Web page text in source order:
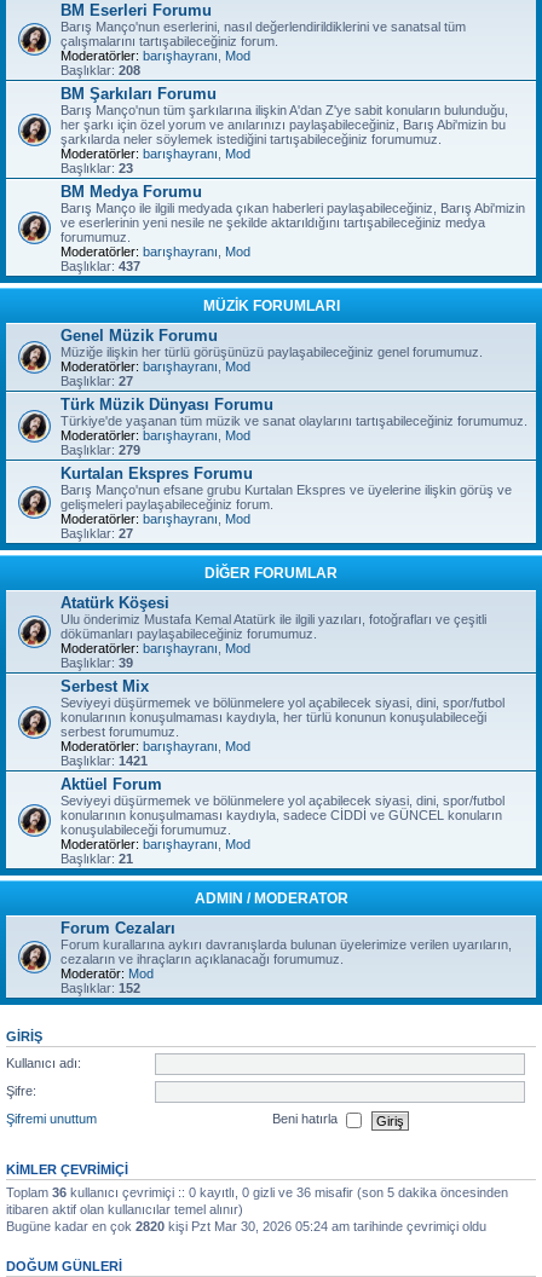
BM Eserleri Forumu
Barış Manço'nun eserlerini, nasıl değerlendirildiklerini ve sanatsal tüm
çalışmalarını tartışabileceğiniz forum.
Moderatörler: barışhayranı
Mod
Başlıklar: 208
BM Şarkıları Forumu
Barış Manço'nun tüm şarkılarına ilişkin A'dan Z'ye sabit konuların bulunduğu,
her şarkı için özel yorum ve anılarınızı paylaşabileceğiniz, Barış Abi'mizin bu
şarkılarda neler söylemek istediğini tartışabileceğiniz forumumuz.
Moderatörler: barışhayranı
Mod
Başlıklar: 23
BM Medya Forumu
Barış Manço ile ilgili medyada çıkan haberleri paylaşabileceğiniz, Barış Abi'mizin
ve eserlerinin yeni nesile ne şekilde aktarıldığını tartışabileceğiniz medya
forumumuz.
Moderatörler: barışhayranı
Mod
Başlıklar: 437
MÜZİK FORUMLARI
Genel Müzik Forumu
Müziğe ilişkin her türlü görüşünüzü paylaşabileceğiniz genel forumumuz.
Moderatörler: barışhayranı
Mod
Başlıklar: 27
Türk Müzik Dünyası Forumu
Türkiye'de yaşanan tüm müzik ve sanat olaylarını tartışabileceğiniz forumumuz.
Moderatörler: barışhayranı
Mod
Başlıklar: 279
Kurtalan Ekspres Forumu
Barış Manço'nun efsane grubu Kurtalan Ekspres ve üyelerine ilişkin görüş ve
gelişmeleri paylaşabileceğiniz forum.
Moderatörler: barışhayranı
Mod
Başlıklar: 27
DİĞER FORUMLAR
Atatürk Köşesi
Ulu önderimiz Mustafa Kemal Atatürk ile ilgili yazıları, fotoğrafları ve çeşitli
dökümanları paylaşabileceğiniz forumumuz.
Moderatörler: barışhayranı
Mod
Başlıklar: 39
Serbest Mix
Seviyeyi düşürmemek ve bölünmelere yol açabilecek siyasi, dini, spor/futbol
konularının konuşulmaması kaydıyla, her türlü konunun konuşulabileceği
serbest forumumuz.
Moderatörler: barışhayranı
Mod
Başlıklar: 1421
Aktüel Forum
Seviyeyi düşürmemek ve bölünmelere yol açabilecek siyasi, dini, spor/futbol
konularının konuşulmaması kaydıyla, sadece CİDDİ ve GÜNCEL konuların
konuşulabileceği forumumuz.
Moderatörler: barışhayranı
Mod
Başlıklar: 21
ADMIN / MODERATOR
Forum Cezaları
Forum kurallarına aykırı davranışlarda bulunan üyelerimize verilen uyarıların,
cezaların ve ihraçların açıklanacağı forumumuz.
Moderatör: Mod
Başlıklar: 152
GIRIŞ
Kullanıcı adı:
Şifre:
Şifremi unuttum
Beni hatırla
KIMLER ÇEVRIMIÇI
Toplam 36 kullanıcı çevrimiçi :: 0 kayıtlı, 0 gizli ve 36 misafir (son 5 dakika öncesinden
itibaren aktif olan kullanıcılar temel alınır)
Bugüne kadar en çok 2820 kişi Pzt Mar 30, 2026 05:24 am tarihinde çevrimiçi oldu
DOĞUM GÜNLERI